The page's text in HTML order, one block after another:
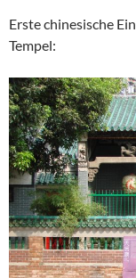
Erste chinesische
Tempel: